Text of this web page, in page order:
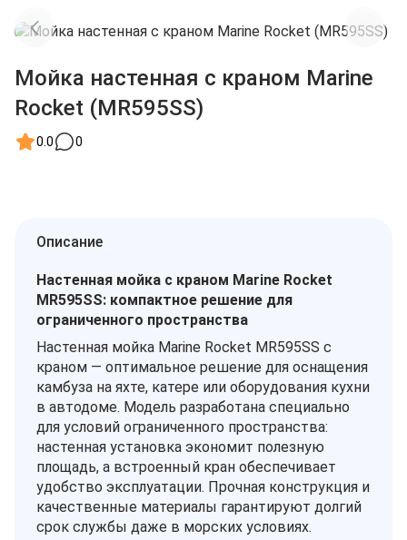
Мойка настенная с краном Marine
Rocket (MR595SS)
0.0 0
Описание
Настенная мойка с краном Marine Rocket
MR595SS: компактное решение для
ограниченного пространства
Настенная мойка Marine Rocket MR595SS с
краном — оптимальное решение для оснащения
камбуза на яхте, катере или оборудования кухни
в автодоме. Модель разработана специально
для условий ограниченного пространства:
настенная установка экономит полезную
площадь, а встроенный кран обеспечивает
удобство эксплуатации. Прочная конструкция и
качественные материалы гарантируют долгий
срок службы даже в морских условиях.